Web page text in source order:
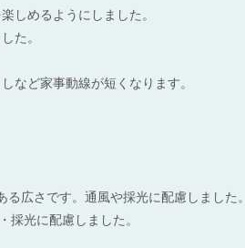
しめるようにしました。
た。
など家事動線が短くなります。
広さです。通風や採光に配慮しました。
採光に配慮しました。